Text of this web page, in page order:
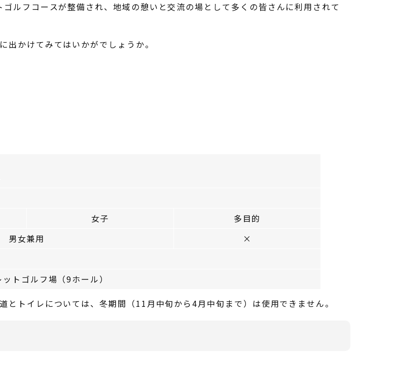
ルフコースが整備され、地域の憩いと交流の場として多くの皆さんに利用されて
かけてみてはいかがでしょうか。
女子
多目的
男女兼用
×
トゴルフ場（9ホール）
トイレについては、冬期間（11月中旬から4月中旬まで）は使用できません。